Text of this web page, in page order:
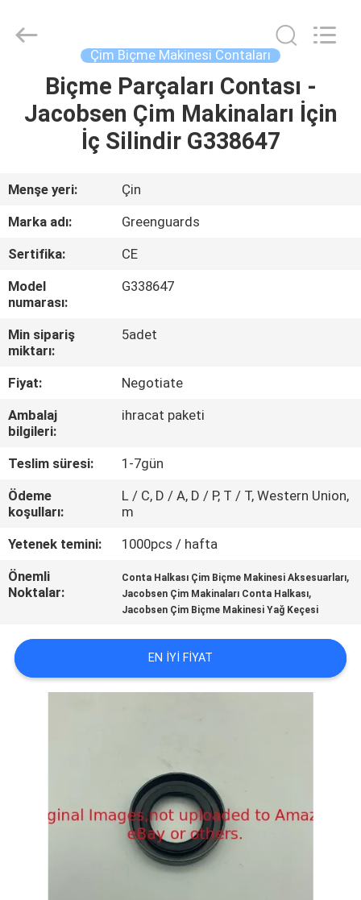
EXCEPTION
GETIP()
ERROR
FABRIKA
TURU
KALITE
KONTROL
BIZIMLE
ILETIŞIME
HABERLER
Long
Trading
Çim Biçme Makinesi Contaları
Biçme Parçaları Contası -
Jacobsen Çim Makinaları İçin
İç Silindir G338647
Menşe yeri:
Çin
Marka adı:
Greenguards
Sertifika:
CE
Model
numarası:
G338647
Min sipariş
miktarı:
5adet
Fiyat:
Negotiate
Ambalaj
bilgileri:
ihracat paketi
Teslim süresi:
1-7gün
Ödeme
koşulları:
L / C, D / A, D / P, T / T, Western Union,
m
Yetenek temini:
1000pcs / hafta
Önemli
Noktalar:
Conta Halkası Çim Biçme Makinesi Aksesuarları,
Jacobsen Çim Makinaları Conta Halkası,
Jacobsen Çim Biçme Makinesi Yağ Keçesi
EN IYI FIYAT